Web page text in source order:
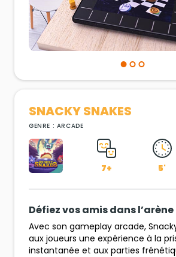
SNACKY SNAKES
GENRE : ARCADE
7+ 5'
Défiez vos amis dans l’arène
Avec son gameplay arcade,
aux joueurs une expérience à la
instantanée et aux parties